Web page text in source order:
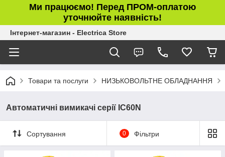
Ми працюємо! Перед ПРОМ-оплатою
уточнюйте наявність!
Інтернет-магазин - Electrica Store
Товари та послуги НИЗЬКОВОЛЬТНЕ ОБЛАДНАННЯ
Автоматичні вимикачі серії IC60N
Сортування 0 Фільтри